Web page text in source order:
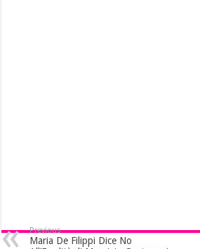
Previous
Maria De Filippi Dice No